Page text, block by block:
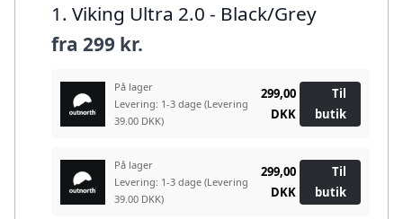
1. Viking Ultra 2.0 - Black/Grey
fra 299 kr.
På lager
Levering: 1-3 dage (Levering
39.00 DKK)
299,00
DKK
Til
butik
På lager
Levering: 1-3 dage (Levering
39.00 DKK)
299,00
DKK
Til
butik